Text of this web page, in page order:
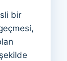
bir